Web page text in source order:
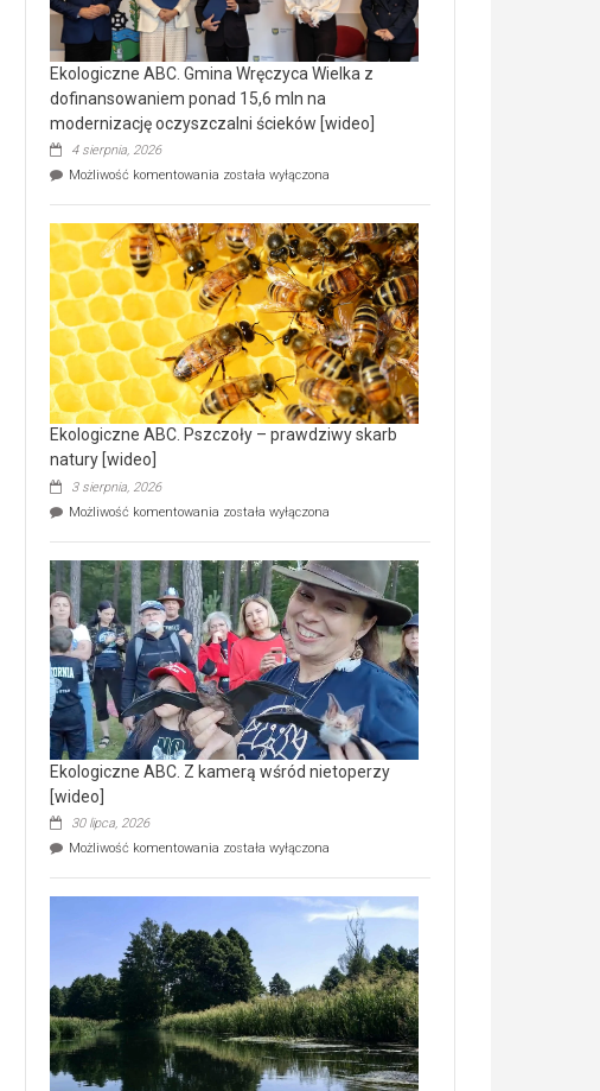
Ekologiczne ABC. Gmina Wręczyca Wielka z
dofinansowaniem ponad 15,6 mln na
modernizację oczyszczalni ścieków [wideo]
4 sierpnia, 2026
Możliwość komentowania Ekologiczne
Wręczyca
Wielka
z
dofinansowaniem
ponad
15,6
mln
na
modernizację
oczyszczalni
ścieków
[wideo]
została wyłączona
Ekologiczne ABC. Pszczoły – prawdziwy skarb
natury [wideo]
3 sierpnia, 2026
Możliwość komentowania Ekologiczne
–
prawdziwy
skarb
natury
[wideo]
została wyłączona
Ekologiczne ABC. Z kamerą wśród nietoperzy
[wideo]
30 lipca, 2026
Możliwość komentowania Ekologiczne
wśród
nietoperzy
[wideo]
została wyłączona